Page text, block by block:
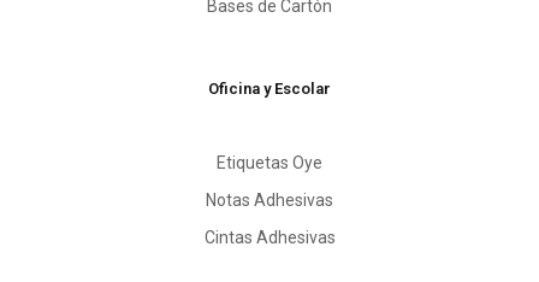
Bases de Cartón
Oficina y Escolar
Etiquetas Oye
Notas Adhesivas
Cintas Adhesivas